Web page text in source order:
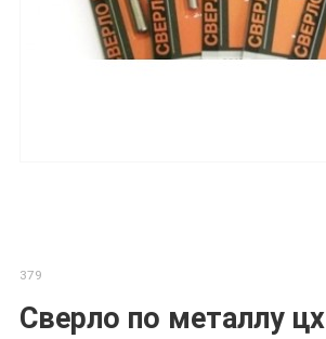
379
Сверло по металлу цх